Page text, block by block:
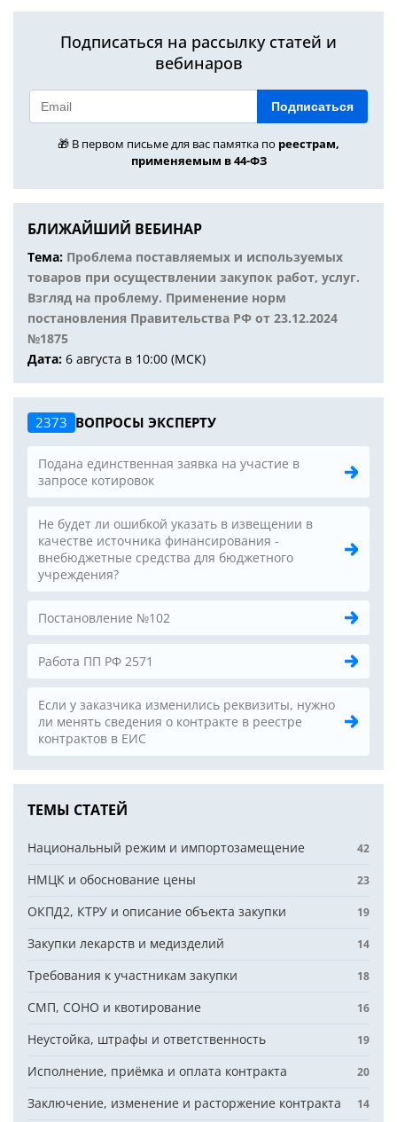
Подписаться на рассылку статей и
вебинаров
Подписаться
🎁 В первом письме для вас памятка по реестрам,
применяемым в 44-ФЗ
БЛИЖАЙШИЙ ВЕБИНАР
Тема: Проблема поставляемых и используемых
товаров при осуществлении закупок работ, услуг.
Взгляд на проблему. Применение норм
постановления Правительства РФ от 23.12.2024
№1875
Дата: 6 августа в 10:00 (МСК)
2373 ВОПРОСЫ ЭКСПЕРТУ
Подана единственная заявка на участие в
запросе котировок
Не будет ли ошибкой указать в извещении в
качестве источника финансирования -
внебюджетные средства для бюджетного
учреждения?
Постановление №102
Работа ПП РФ 2571
Если у заказчика изменились реквизиты, нужно
ли менять сведения о контракте в реестре
контрактов в ЕИС
ТЕМЫ СТАТЕЙ
Национальный режим и импортозамещение 42
НМЦК и обоснование цены 23
ОКПД2, КТРУ и описание объекта закупки 19
Закупки лекарств и медизделий 14
Требования к участникам закупки 18
СМП, СОНО и квотирование 16
Неустойка, штрафы и ответственность 19
Исполнение, приёмка и оплата контракта 20
Заключение, изменение и расторжение контракта 14